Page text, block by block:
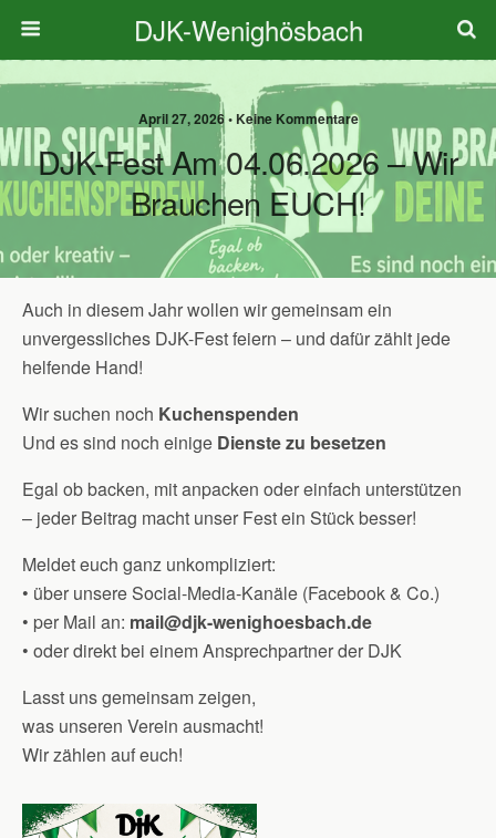
DJK-Wenighösbach
April 27, 2026 • Keine Kommentare
DJK-Fest Am 04.06.2026 – Wir
Brauchen EUCH!
Auch in diesem Jahr wollen wir gemeinsam ein
unvergessliches DJK-Fest feiern – und dafür zählt jede
helfende Hand!
Wir suchen noch Kuchenspenden
Und es sind noch einige Dienste zu besetzen
Egal ob backen, mit anpacken oder einfach unterstützen
– jeder Beitrag macht unser Fest ein Stück besser!
Meldet euch ganz unkompliziert:
• über unsere Social-Media-Kanäle (Facebook & Co.)
• per Mail an: mail@djk-wenighoesbach.de
• oder direkt bei einem Ansprechpartner der DJK
Lasst uns gemeinsam zeigen,
was unseren Verein ausmacht!
Wir zählen auf euch!